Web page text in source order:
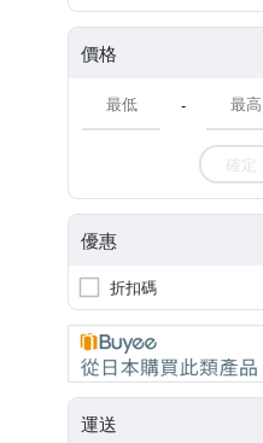
價格
-
確定
優惠
折扣碼
運送